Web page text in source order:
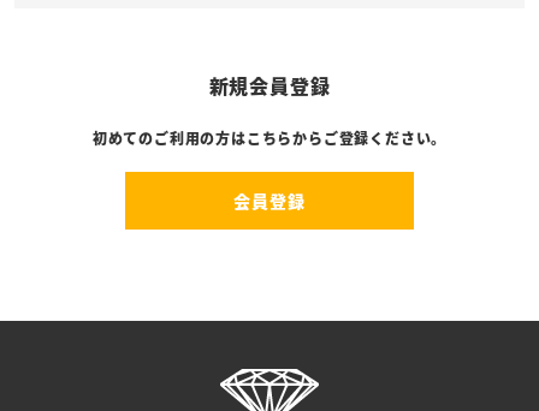
新規会員登録
初めてのご利用の方はこちらからご登録ください。
会員登録